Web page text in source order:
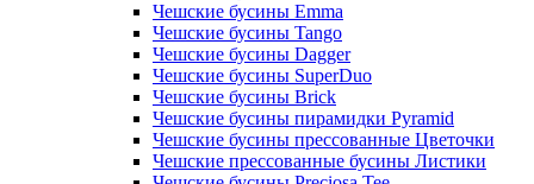
Чешские бусины Emma
Чешские бусины Tango
Чешские бусины Dagger
Чешские бусины SuperDuo
Чешские бусины Brick
Чешские бусины пирамидки Pyramid
Чешские бусины прессованные Цветочки
Чешские прессованные бусины Листики